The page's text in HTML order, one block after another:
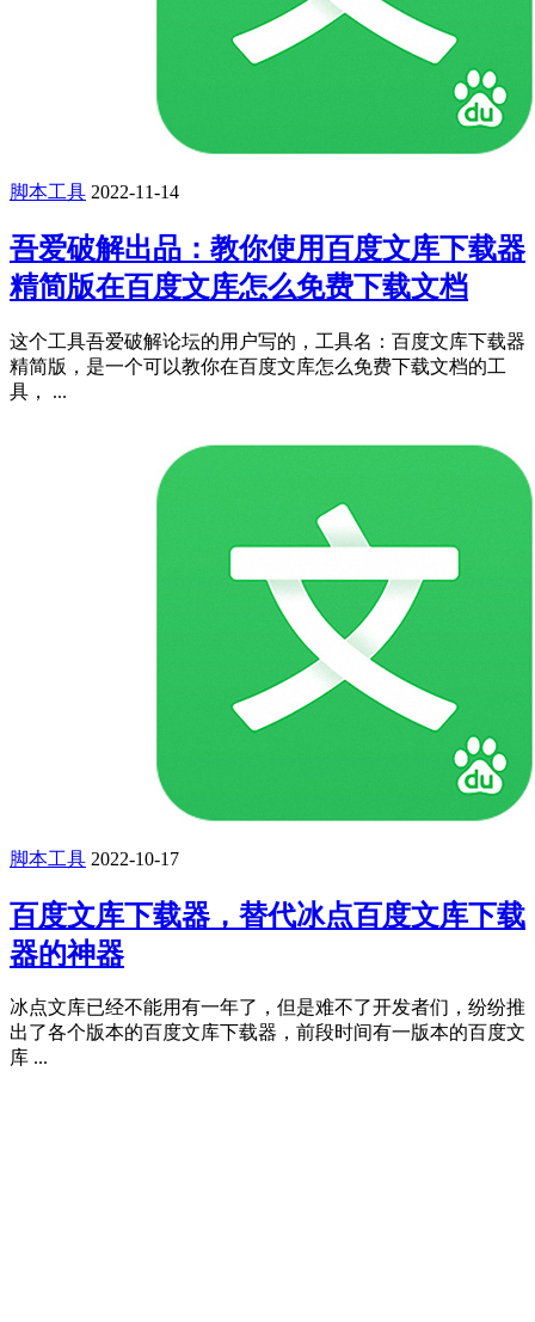
脚本工具 2022-11-14
吾爱破解出品：教你使用百度文库下载器
精简版在百度文库怎么免费下载文档
这个工具吾爱破解论坛的用户写的，工具名：百度文库下载器
精简版，是一个可以教你在百度文库怎么免费下载文档的工
具， ...
脚本工具 2022-10-17
百度文库下载器，替代冰点百度文库下载
器的神器
冰点文库已经不能用有一年了，但是难不了开发者们，纷纷推
出了各个版本的百度文库下载器，前段时间有一版本的百度文
库 ...